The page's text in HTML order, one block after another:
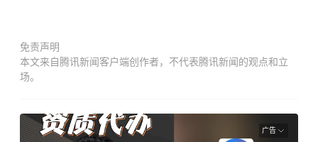
免责声明
本文来自腾讯新闻客户端创作者，不代表腾讯新闻的观点和立
场。
广告